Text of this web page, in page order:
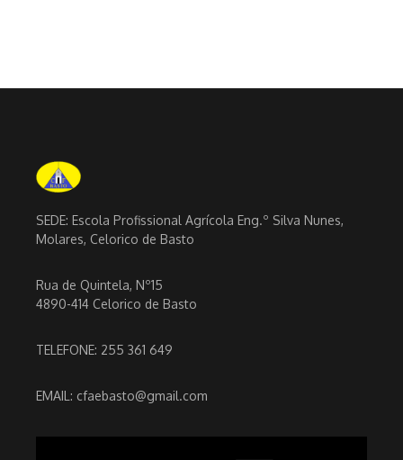
SEDE: Escola Profissional Agrícola Eng.º Silva Nunes,
Molares, Celorico de Basto
Rua de Quintela, Nº15
4890-414 Celorico de Basto
TELEFONE: 255 361 649
EMAIL: cfaebasto@gmail.com